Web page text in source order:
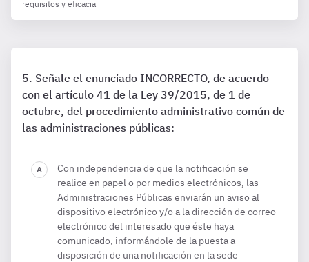
requisitos y eficacia
Señale el enunciado INCORRECTO, de acuerdo
con el artículo 41 de la Ley 39/2015, de 1 de
octubre, del procedimiento administrativo común de
las administraciones públicas:
Con independencia de que la notificación se
realice en papel o por medios electrónicos, las
Administraciones Públicas enviarán un aviso al
dispositivo electrónico y/o a la dirección de correo
electrónico del interesado que éste haya
comunicado, informándole de la puesta a
disposición de una notificación en la sede